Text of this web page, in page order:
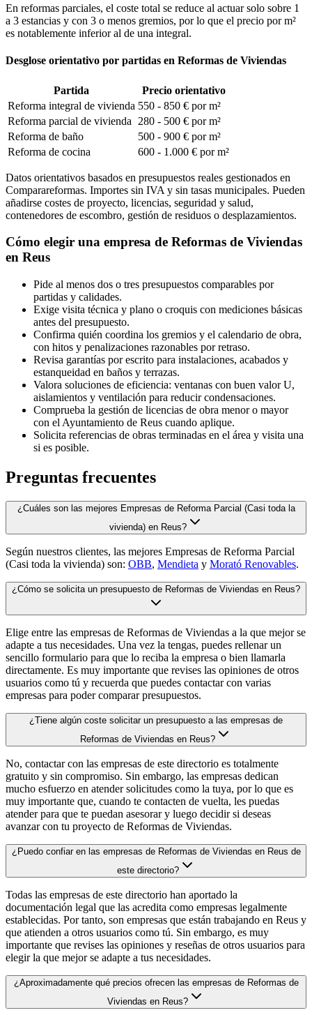
En reformas parciales, el coste total se reduce al actuar solo sobre 1
a 3 estancias y con 3 o menos gremios, por lo que el precio por m²
es notablemente inferior al de una integral.
Desglose orientativo por partidas en Reformas de Viviendas
Partida
Precio orientativo
Reforma integral de vivienda 550 - 850 € por m²
Reforma parcial de vivienda
280 - 500 € por m²
Reforma de baño
500 - 900 € por m²
Reforma de cocina
600 - 1.000 € por m²
Datos orientativos basados en presupuestos reales gestionados en
Comparareformas. Importes sin IVA y sin tasas municipales. Pueden
añadirse costes de proyecto, licencias, seguridad y salud,
contenedores de escombro, gestión de residuos o desplazamientos.
Cómo elegir una empresa de Reformas de Viviendas
en Reus
Pide al menos dos o tres presupuestos comparables por
partidas y calidades.
Exige visita técnica y plano o croquis con mediciones básicas
antes del presupuesto.
Confirma quién coordina los gremios y el calendario de obra,
con hitos y penalizaciones razonables por retraso.
Revisa garantías por escrito para instalaciones, acabados y
estanqueidad en baños y terrazas.
Valora soluciones de eficiencia: ventanas con buen valor U,
aislamientos y ventilación para reducir condensaciones.
Comprueba la gestión de licencias de obra menor o mayor
con el Ayuntamiento de Reus cuando aplique.
Solicita referencias de obras terminadas en el área y visita una
si es posible.
Preguntas frecuentes
¿Cuáles son las mejores Empresas de Reforma Parcial (Casi toda la
vivienda) en Reus?
Según nuestros clientes, las mejores Empresas de Reforma Parcial
(Casi toda la vivienda) son: OBB, Mendieta y Morató Renovables.
¿Cómo se solicita un presupuesto de Reformas de Viviendas en Reus?
Elige entre las empresas de Reformas de Viviendas a la que mejor se
adapte a tus necesidades. Una vez la tengas, puedes rellenar un
sencillo formulario para que lo reciba la empresa o bien llamarla
directamente. Es muy importante que revises las opiniones de otros
usuarios como tú y recuerda que puedes contactar con varias
empresas para poder comparar presupuestos.
¿Tiene algún coste solicitar un presupuesto a las empresas de
Reformas de Viviendas en Reus?
No, contactar con las empresas de este directorio es totalmente
gratuito y sin compromiso. Sin embargo, las empresas dedican
mucho esfuerzo en atender solicitudes como la tuya, por lo que es
muy importante que, cuando te contacten de vuelta, les puedas
atender para que te puedan asesorar y luego decidir si deseas
avanzar con tu proyecto de Reformas de Viviendas.
¿Puedo confiar en las empresas de Reformas de Viviendas en Reus de
este directorio?
Todas las empresas de este directorio han aportado la
documentación legal que las acredita como empresas legalmente
establecidas. Por tanto, son empresas que están trabajando en Reus y
que atienden a otros usuarios como tú. Sin embargo, es muy
importante que revises las opiniones y reseñas de otros usuarios para
elegir la que mejor se adapte a tus necesidades.
¿Aproximadamente qué precios ofrecen las empresas de Reformas de
Viviendas en Reus?